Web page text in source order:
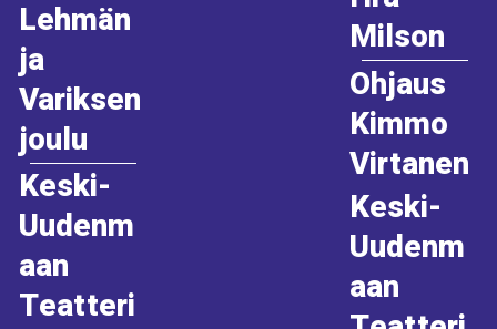
Lehmän
ja
Variksen
joulu
Keski-
Uudenm
aan
Teatteri
Milson
Ohjaus
Kimmo
Virtanen
Keski-
Uudenm
aan